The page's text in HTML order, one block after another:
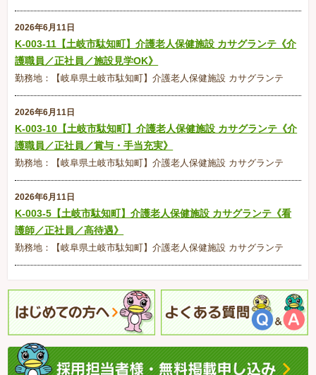
2026年6月11日
K-003-11【土岐市駄知町】介護老人保健施設 カサグランテ《介
護職員／正社員／施設見学OK》
勤務地：【岐阜県土岐市駄知町】介護老人保健施設 カサグランテ
2026年6月11日
K-003-10【土岐市駄知町】介護老人保健施設 カサグランテ《介
護職員／正社員／賞与・手当充実》
勤務地：【岐阜県土岐市駄知町】介護老人保健施設 カサグランテ
2026年6月11日
K-003-5【土岐市駄知町】介護老人保健施設 カサグランテ《看
護師／正社員／高待遇》
勤務地：【岐阜県土岐市駄知町】介護老人保健施設 カサグランテ